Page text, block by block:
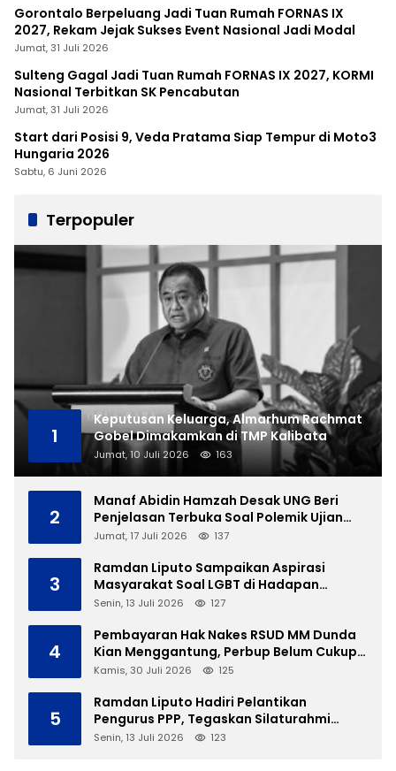
Gorontalo Berpeluang Jadi Tuan Rumah FORNAS IX
2027, Rekam Jejak Sukses Event Nasional Jadi Modal
Jumat, 31 Juli 2026
Sulteng Gagal Jadi Tuan Rumah FORNAS IX 2027, KORMI
Nasional Terbitkan SK Pencabutan
Jumat, 31 Juli 2026
Start dari Posisi 9, Veda Pratama Siap Tempur di Moto3
Hungaria 2026
Sabtu, 6 Juni 2026
Terpopuler
1
Keputusan Keluarga, Almarhum Rachmat
Gobel Dimakamkan di TMP Kalibata
Jumat, 10 Juli 2026 163
2
Manaf Abidin Hamzah Desak UNG Beri
Penjelasan Terbuka Soal Polemik Ujian
Skripsi Mahasiswi
Jumat, 17 Juli 2026 137
3
Ramdan Liputo Sampaikan Aspirasi
Masyarakat Soal LGBT di Hadapan
Gubernur Gusnar
Senin, 13 Juli 2026 127
4
Pembayaran Hak Nakes RSUD MM Dunda
Kian Menggantung, Perbup Belum Cukup
Tanpa Direktur Definitif
Kamis, 30 Juli 2026 125
5
Ramdan Liputo Hadiri Pelantikan
Pengurus PPP, Tegaskan Silaturahmi
Antarpartai Kunci Membangun Gorontalo
Senin, 13 Juli 2026 123